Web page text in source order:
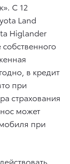
С 12
Land
Higlander
в кредит
при
страхования
может
при